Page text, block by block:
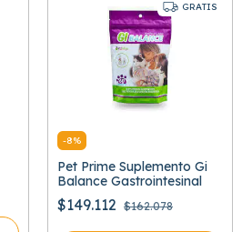
GRATIS
-8%
Pet Prime Suplemento Gi
Balance Gastrointesinal
$149.112 $162.078